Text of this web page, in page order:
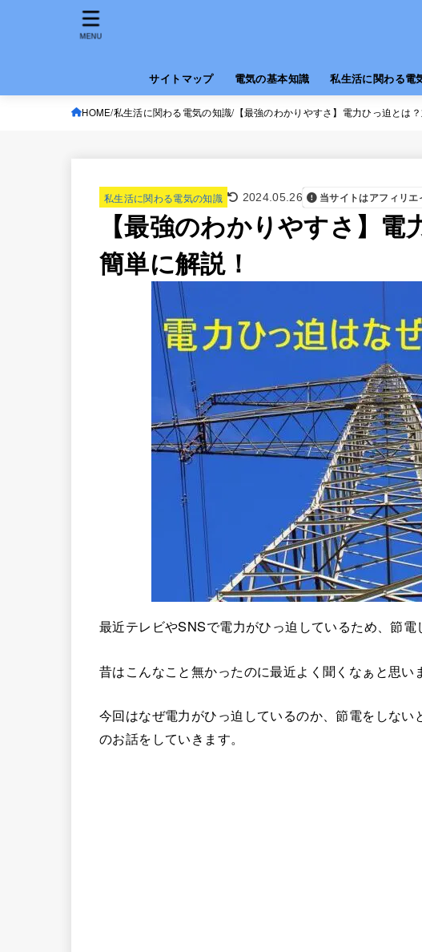
サイトマップ 電気の基本知識 私生活に関わる電
MENU
HOME 私生活に関わる電気の知識 【最強のわかりやすさ】電力ひっ迫とは
私生活に関わる電気の知識 2024.05.26 当サイトはアフィリエ
【最強のわかりやすさ】
簡単に解説！
最近テレビやSNSで電力がひっ迫しているため、節電
昔はこんなこと無かったのに最近よく聞くなぁと思い
今回はなぜ電力がひっ迫しているのか、節電をしな
のお話をしていきます。